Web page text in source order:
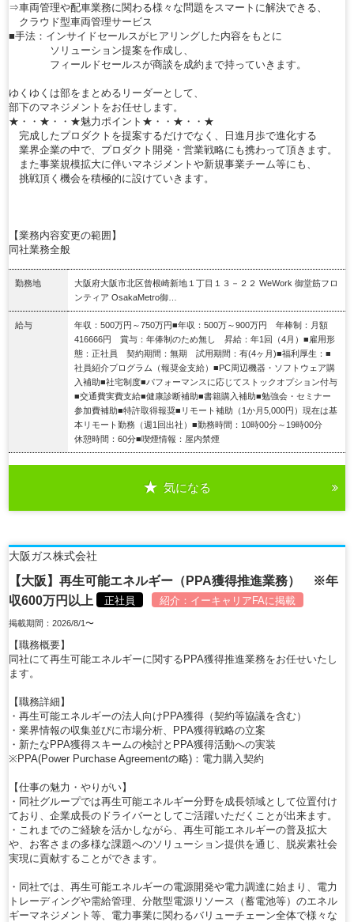
⇒車両管理や配車業務に関わる様々な問題をスマートに解決できる、
クラウド型車両管理サービス
■手法：インサイドセールスがヒアリングした内容をもとに
ソリューション提案を作成し、
フィールドセールスが商談を成約まで持っていきます。
ゆくゆくは部をまとめるリーダーとして、
部下のマネジメントをお任せします。
★・・★・・★魅力ポイント★・・★・・★
完成したプロダクトを提案するだけでなく、日進月歩で進化する
業界企業の中で、プロダクト開発・営業戦略にも携わって頂きます。
また事業規模拡大に伴いマネジメントや新規事業チーム等にも、
挑戦頂く機会を積極的に設けていきます。
【業務内容変更の範囲】
同社業務全般
勤務地
大阪府大阪市北区曾根崎新地１丁目１３－２２ WeWork 御堂筋フロ
ンティア OsakaMetro御…
給与
年収：500万円～750万円■年収：500万～900万円 年棒制：月額
416666円 賞与：年俸制のため無し 昇給：年1回（4月）■雇用形
態：正社員 契約期間：無期 試用期間：有(4ヶ月)■福利厚生：■
社員紹介プログラム（報奨金支給）■PC周辺機器・ソフトウェア購
入補助■社宅制度■パフォーマンスに応じてストックオプション付与
■交通費実費支給■健康診断補助■書籍購入補助■勉強会・セミナー
参加費補助■特許取得報奨■リモート補助（1か月5,000円）現在は基
本リモート勤務（週1回出社）■勤務時間：10時00分～19時00分
休憩時間：60分■喫煙情報：屋内禁煙
気になる
大阪ガス株式会社
【大阪】再生可能エネルギー（PPA獲得推進業務） ※年
収600万円以上
正社員 紹介： イーキャリアFAに掲載
掲載期間：2026/8/1〜
【職務概要】
同社にて再生可能エネルギーに関するPPA獲得推進業務をお任せいたし
ます。
【職務詳細】
・再生可能エネルギーの法人向けPPA獲得（契約等協議を含む）
・業界情報の収集並びに市場分析、PPA獲得戦略の立案
・新たなPPA獲得スキームの検討とPPA獲得活動への実装
※PPA(Power Purchase Agreementの略)：電力購入契約
【仕事の魅力・やりがい】
・同社グループでは再生可能エネルギー分野を成長領域として位置付け
ており、企業成長のドライバーとしてご活躍いただくことが出来ます。
・これまでのご経験を活かしながら、再生可能エネルギーの普及拡大
や、お客さまの多様な課題へのソリューション提供を通じ、脱炭素社会
実現に貢献することができます。
・同社では、再生可能エネルギーの電源開発や電力調達に始まり、電力
トレーディングや需給管理、分散型電源リソース（蓄電池等）のエネル
ギーマネジメント等、電力事業に関わるバリューチェーン全体で様々な